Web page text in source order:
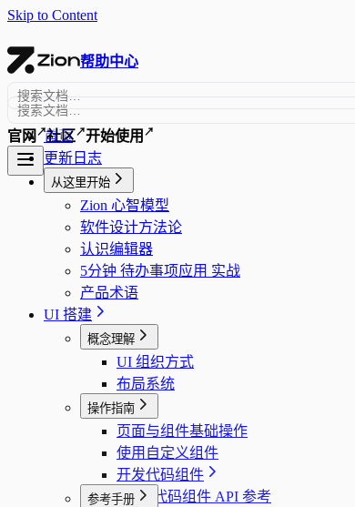
Skip to Content
帮助中心
官网 ↗社区↗开始使用 ↗
首页
更新日志
从这里开始
Zion 心智模型
软件设计方法论
认识编辑器
5分钟 待办事项应用 实战
产品术语
UI 搭建
概念理解
UI 组织方式
布局系统
操作指南
页面与组件基础操作
使用自定义组件
开发代码组件
代码组件 API 参考
参考手册